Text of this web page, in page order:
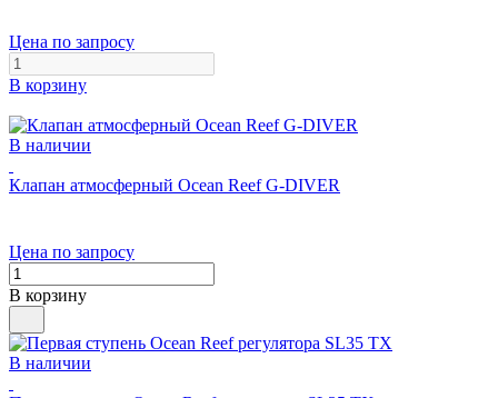
Цена по запросу
В корзину
В наличии
Клапан атмосферный Ocean Reef G-DIVER
Цена по запросу
В корзину
В наличии